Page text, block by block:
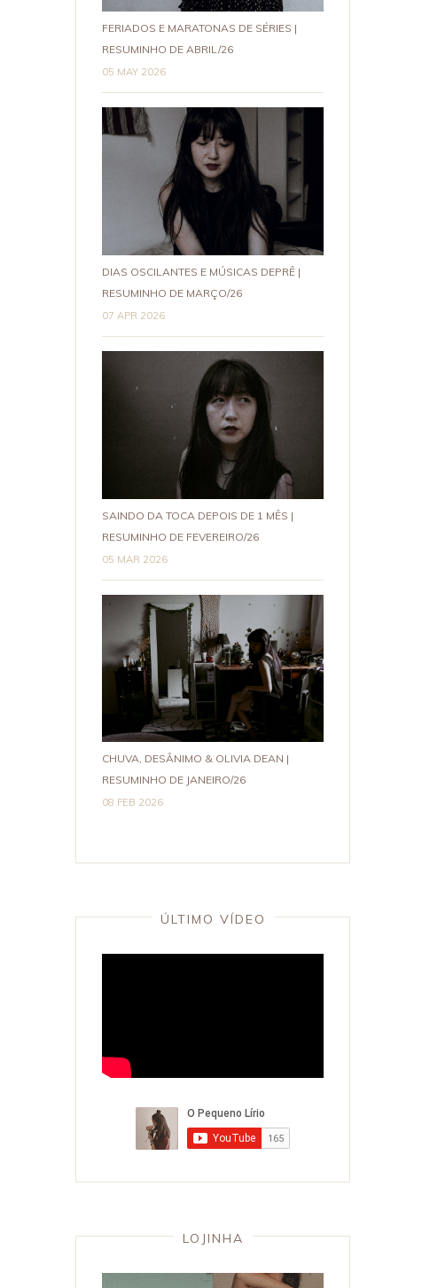
FERIADOS E MARATONAS DE SÉRIES |
RESUMINHO DE ABRIL/26
05 MAY 2026
DIAS OSCILANTES E MÚSICAS DEPRÊ |
RESUMINHO DE MARÇO/26
07 APR 2026
SAINDO DA TOCA DEPOIS DE 1 MÊS |
RESUMINHO DE FEVEREIRO/26
05 MAR 2026
CHUVA, DESÂNIMO & OLIVIA DEAN |
RESUMINHO DE JANEIRO/26
08 FEB 2026
ÚLTIMO VÍDEO
LOJINHA